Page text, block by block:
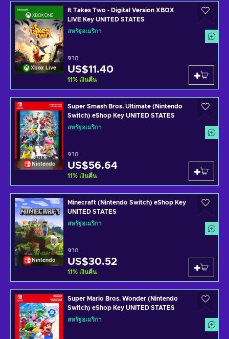
Xbox Live
It Takes Two - Digital Version XBOX
LIVE Key UNITED STATES
สหรัฐอเมริกา
จาก
US$11.40
11% เงินคืน
Nintendo
Super Smash Bros. Ultimate (Nintendo
Switch) eShop Key UNITED STATES
สหรัฐอเมริกา
จาก
US$56.64
11% เงินคืน
Nintendo
Minecraft (Nintendo Switch) eShop Key
UNITED STATES
สหรัฐอเมริกา
จาก
US$30.52
11% เงินคืน
Super Mario Bros. Wonder (Nintendo
Switch) eShop Key UNITED STATES
สหรัฐอเมริกา